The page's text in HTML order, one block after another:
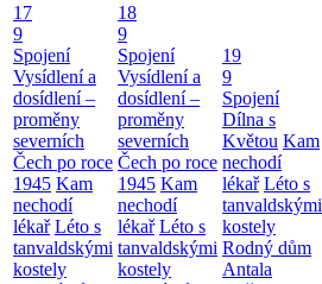
17
9
Spojení
Vysídlení a
dosídlení –
proměny
severních
Čech po roce
1945 Kam
nechodí
lékař Léto s
tanvaldskými
kostely
18
9
Spojení
Vysídlení a
dosídlení –
proměny
severních
Čech po roce
1945 Kam
nechodí
lékař Léto s
tanvaldskými
kostely
19
9
Spojení
Dílna s
Květou Kam
nechodí
lékař Léto s
tanvaldskými
kostely
Rodný dům
Antala